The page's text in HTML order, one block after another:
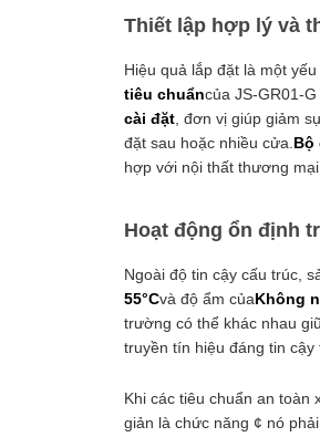
Thiết lập hợp lý và
Hiệu quả lắp đặt là một
tiêu chuẩncủa JS-GR01-
cài đặt , đơn vị giúp giảm
đặt sau hoặc nhiều cửa. Bộ
hợp với nội thất thương mại
Hoạt động ổn định
Ngoài độ tin cậy cấu trúc,
55°Cvà độ ẩm củaKhông
trường có thể khác nhau
truyền tín hiệu đáng tin cậy
Khi các tiêu chuẩn an toàn
giản là chức năng ¢ nó